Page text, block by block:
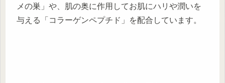
メの巣」や、肌の奥に作用してお肌にハリや潤いを
与える「コラーゲンペプチド」を配合しています。